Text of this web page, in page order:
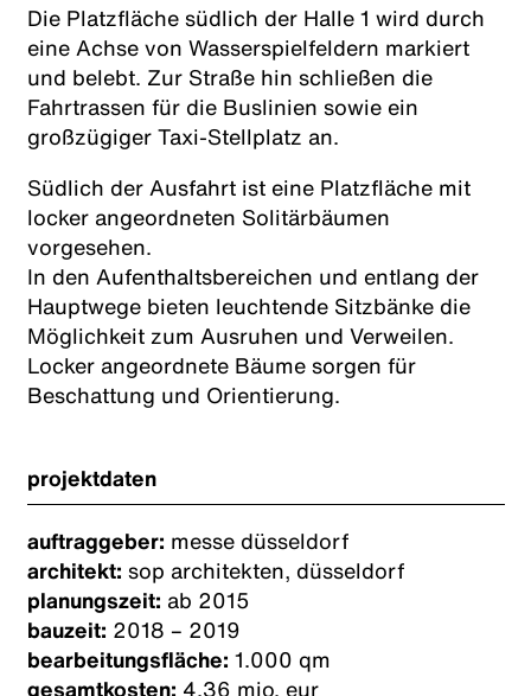
Die Platzfläche südlich der Halle 1 wird durch
eine Achse von Wasserspielfeldern markiert
und belebt. Zur Straße hin schließen die
Fahrtrassen für die Buslinien sowie ein
großzügiger Taxi-Stellplatz an.
Südlich der Ausfahrt ist eine Platzfläche mit
locker angeordneten Solitärbäumen
vorgesehen.
In den Aufenthaltsbereichen und entlang der
Hauptwege bieten leuchtende Sitzbänke die
Möglichkeit zum Ausruhen und Verweilen.
Locker angeordnete Bäume sorgen für
Beschattung und Orientierung.
projektdaten
auftraggeber: messe düsseldorf
architekt: sop architekten, düsseldorf
planungszeit: ab 2015
bauzeit: 2018 – 2019
bearbeitungsfläche: 1.000 qm
gesamtkosten: 4.36 mio. eur